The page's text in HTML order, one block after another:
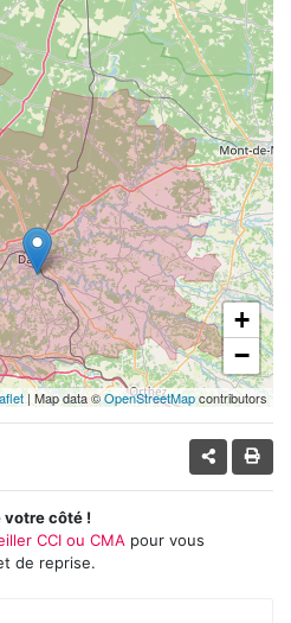
+
−
| Map data ©OpenStreetMapcontributors
votre côté !
CCI ou CMA pour vous
de reprise.